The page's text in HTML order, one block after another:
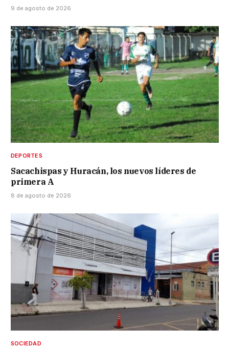
9 de agosto de 2026
DEPORTES
Sacachispas y Huracán, los nuevos líderes de
primera A
8 de agosto de 2026
SOCIEDAD